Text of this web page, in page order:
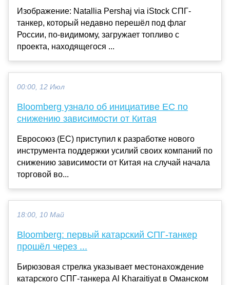
Изображение: Natallia Pershaj via iStock СПГ-
танкер, который недавно перешёл под флаг
России, по-видимому, загружает топливо с
проекта, находящегося ...
00:00, 12 Июл
Bloomberg узнало об инициативе ЕС по
снижению зависимости от Китая
Евросоюз (ЕС) приступил к разработке нового
инструмента поддержки усилий своих компаний по
снижению зависимости от Китая на случай начала
торговой во...
18:00, 10 Май
Bloomberg: первый катарский СПГ-танкер
прошёл через ...
Бирюзовая стрелка указывает местонахождение
катарского СПГ-танкера Al Kharaitiyat в Оманском